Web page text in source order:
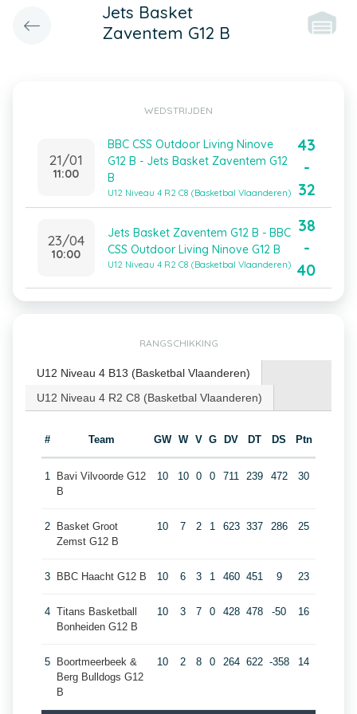
Jets Basket
Zaventem G12 B
WEDSTRIJDEN
21/01
11:00
BBC CSS Outdoor Living Ninove
G12 B - Jets Basket Zaventem G12
B
U12 Niveau 4 R2 C8 (Basketbal Vlaanderen)
43
-
32
23/04
10:00
Jets Basket Zaventem G12 B - BBC
CSS Outdoor Living Ninove G12 B
U12 Niveau 4 R2 C8 (Basketbal Vlaanderen)
38
-
40
RANGSCHIKKING
U12 Niveau 4 B13 (Basketbal Vlaanderen)
U12 Niveau 4 R2 C8 (Basketbal Vlaanderen)
# Team GW W V G DV DT DS Ptn
1
Bavi Vilvoorde G12
B
10 10 0 0 711 239 472 30
2
Basket Groot
Zemst G12 B
10 7 2 1 623 337 286 25
3 BBC Haacht G12 B 10 6 3 1 460 451 9 23
4 Titans Basketball
Bonheiden G12 B
10 3 7 0 428 478 -50 16
5
Boortmeerbeek &
Berg Bulldogs G12
B
10 2 8 0 264 622 -358 14